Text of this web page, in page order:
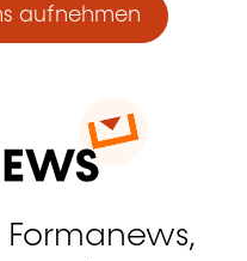
aufnehmen